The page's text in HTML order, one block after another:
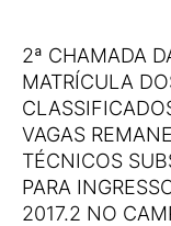
2ª CHAMADA
MATRÍCULA
VAGAS
TÉCNICOS
PARA
2017.2 NO